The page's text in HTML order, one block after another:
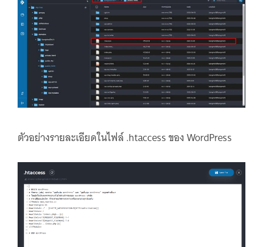
ตัวอย่างรายละเอียดในไฟล์ .htaccess ของ WordPress